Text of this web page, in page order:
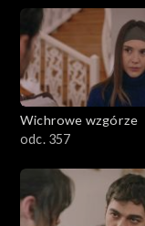
Wichrowe wzgórze
odc. 357